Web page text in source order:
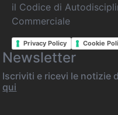
il Codice di
Commerciale
Privacy Policy Cookie
Newsletter
Iscriviti e ricevi le notizie
qui